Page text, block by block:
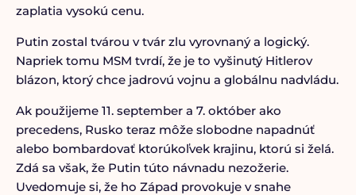
zaplatia vysokú cenu.
Putin zostal tvárou v tvár zlu vyrovnaný a logický.
Napriek tomu MSM tvrdí, že je to vyšinutý Hitlerov
blázon, ktorý chce jadrovú vojnu a globálnu nadvládu.
Ak použijeme 11. september a 7. október ako
precedens, Rusko teraz môže slobodne napadnúť
alebo bombardovať ktorúkoľvek krajinu, ktorú si želá.
Zdá sa však, že Putin túto návnadu nezožerie.
Uvedomuje si, že ho Západ provokuje v snahe